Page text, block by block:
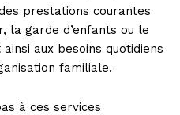
prestations courantes
la garde d’enfants ou le
aux besoins quotidiens
familiale.
à ces services